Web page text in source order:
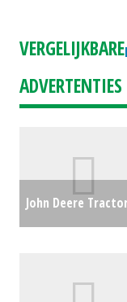
VERGELIJKBARE
ADVERTENTIES
John Deere